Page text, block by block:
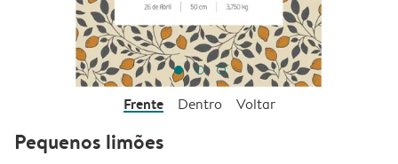
Frente Dentro Voltar
Pequenos limões